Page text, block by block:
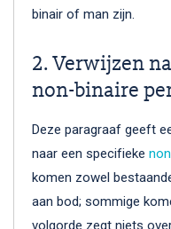
binair of man zijn.
2. Verwijzen
non-binaire
Deze paragraaf geeft
naar een specifieke
komen zowel
aan bod; sommige
volgorde zegt niets